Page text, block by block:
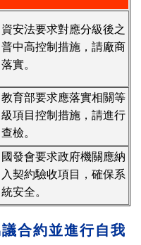
資安法要求對應分級後之
普中高控制措施，請廠商
落實。
教育部要求應落實相關等
級項目控制措施，請進行
查檢。
國發會要求政府機關應納
入契約驗收項目，確保系
統安全。
合約並進行自我